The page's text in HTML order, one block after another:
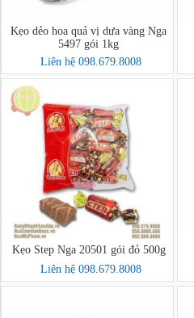
Kẹo dẻo hoa quả vị dưa vàng Nga
5497 gói 1kg
Liên hệ 098.679.8008
Kẹo Step Nga 20501 gói đỏ 500g
Liên hệ 098.679.8008